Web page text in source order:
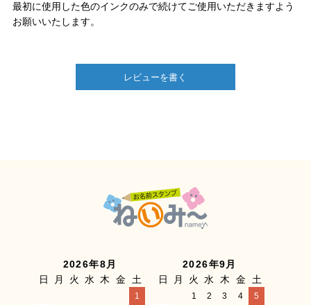
最初に使用した色のインクのみで続けてご使用いただきますよう
お願いいたします。
レビューを書く
2026年8月
日
月 火 水 木 金 土
1
2026年9月
日
月 火 水 木 金 土
1 2 3 4
5